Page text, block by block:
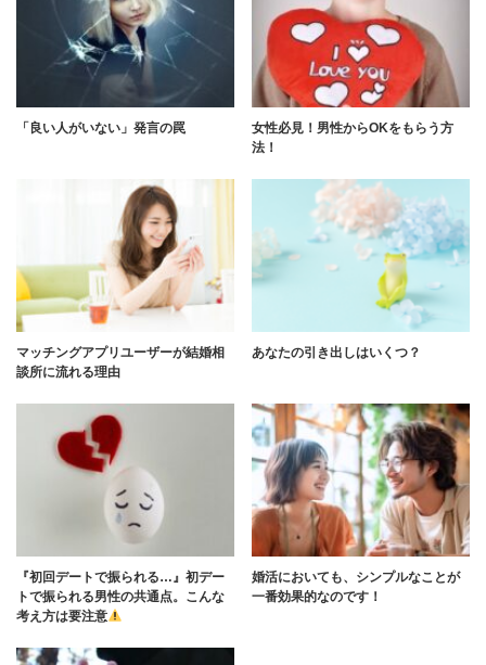
「良い人がいない」発言の罠
女性必見！男性からOKをもらう方
法！
マッチングアプリユーザーが結婚相
談所に流れる理由
あなたの引き出しはいくつ？
『初回デートで振られる…』初デー
トで振られる男性の共通点。こんな
考え方は要注意
婚活においても、シンプルなことが
一番効果的なのです！